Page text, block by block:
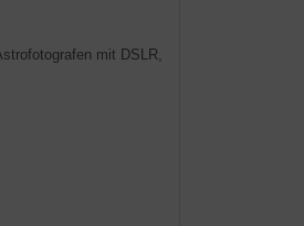
mit DSLR,